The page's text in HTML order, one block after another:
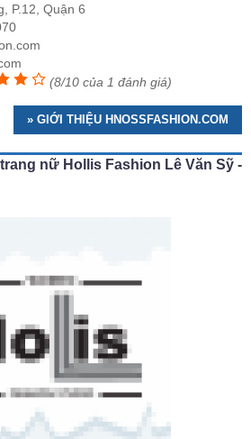
P.12, Quận 6
(8/10 của 1 đánh giá)
» GIỚI THIỆU HNOSSFASHION.COM
nữ Hollis Fashion Lê Văn Sỹ -